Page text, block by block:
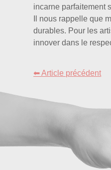
incarne parfaitement
Il nous rappelle que
durables. Pour les
innover dans le
⬅ Article précédent